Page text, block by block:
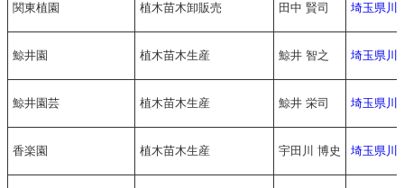
関東植園 植木苗木卸販売 田中 賢司 埼玉県川
鯨井園 植木苗木生産 鯨井 智之 埼玉県川
鯨井園芸 植木苗木生産 鯨井 栄司 埼玉県川
香楽園 植木苗木生産 宇田川 博史 埼玉県川